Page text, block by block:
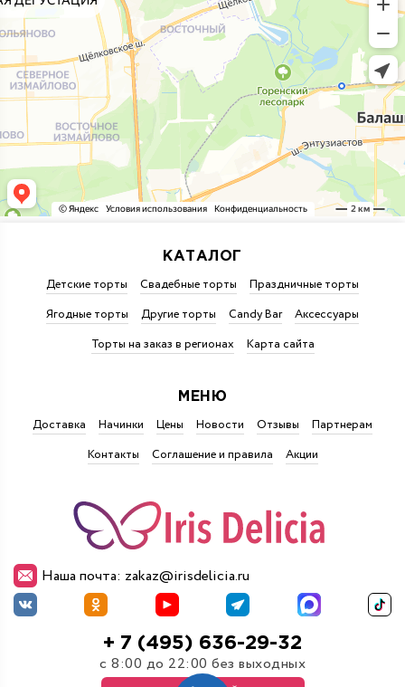
Наша почта: zakaz@irisdelicia.ru
+ 7 (495) 636-29-32
с 8:00 до 22:00 без выходных
КАТАЛОГ
Детские торты Свадебные торты
Праздничные торты
Ягодные торты
Другие торты Candy Bar
Аксессуары
Торты на заказ в регионах
Карта сайта
МЕНЮ
Доставка Начинки Цены Новости Отзывы
Партнерам
Контакты
Соглашение и правила Акции